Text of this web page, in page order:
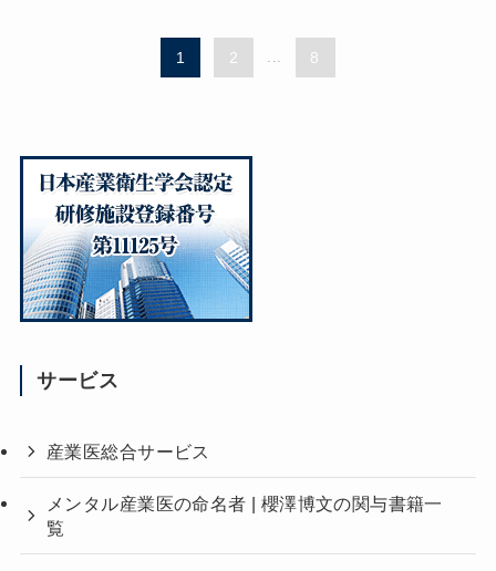
1 2 ... 8
サービス
産業医総合サービス
メンタル産業医の命名者 | 櫻澤博文の関与書籍一
覧